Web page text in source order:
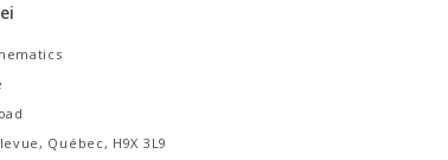
Québec, H9X 3L9